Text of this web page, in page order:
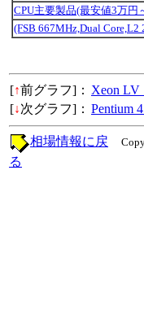
CPU主要製品(最安値3万
(FSB 667MHz,Dual
[↑前グラフ]： Xeon LV
[↓次グラフ]： Pentium
相場情報に戻
る